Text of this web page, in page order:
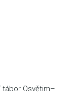
tábor Osvětim–